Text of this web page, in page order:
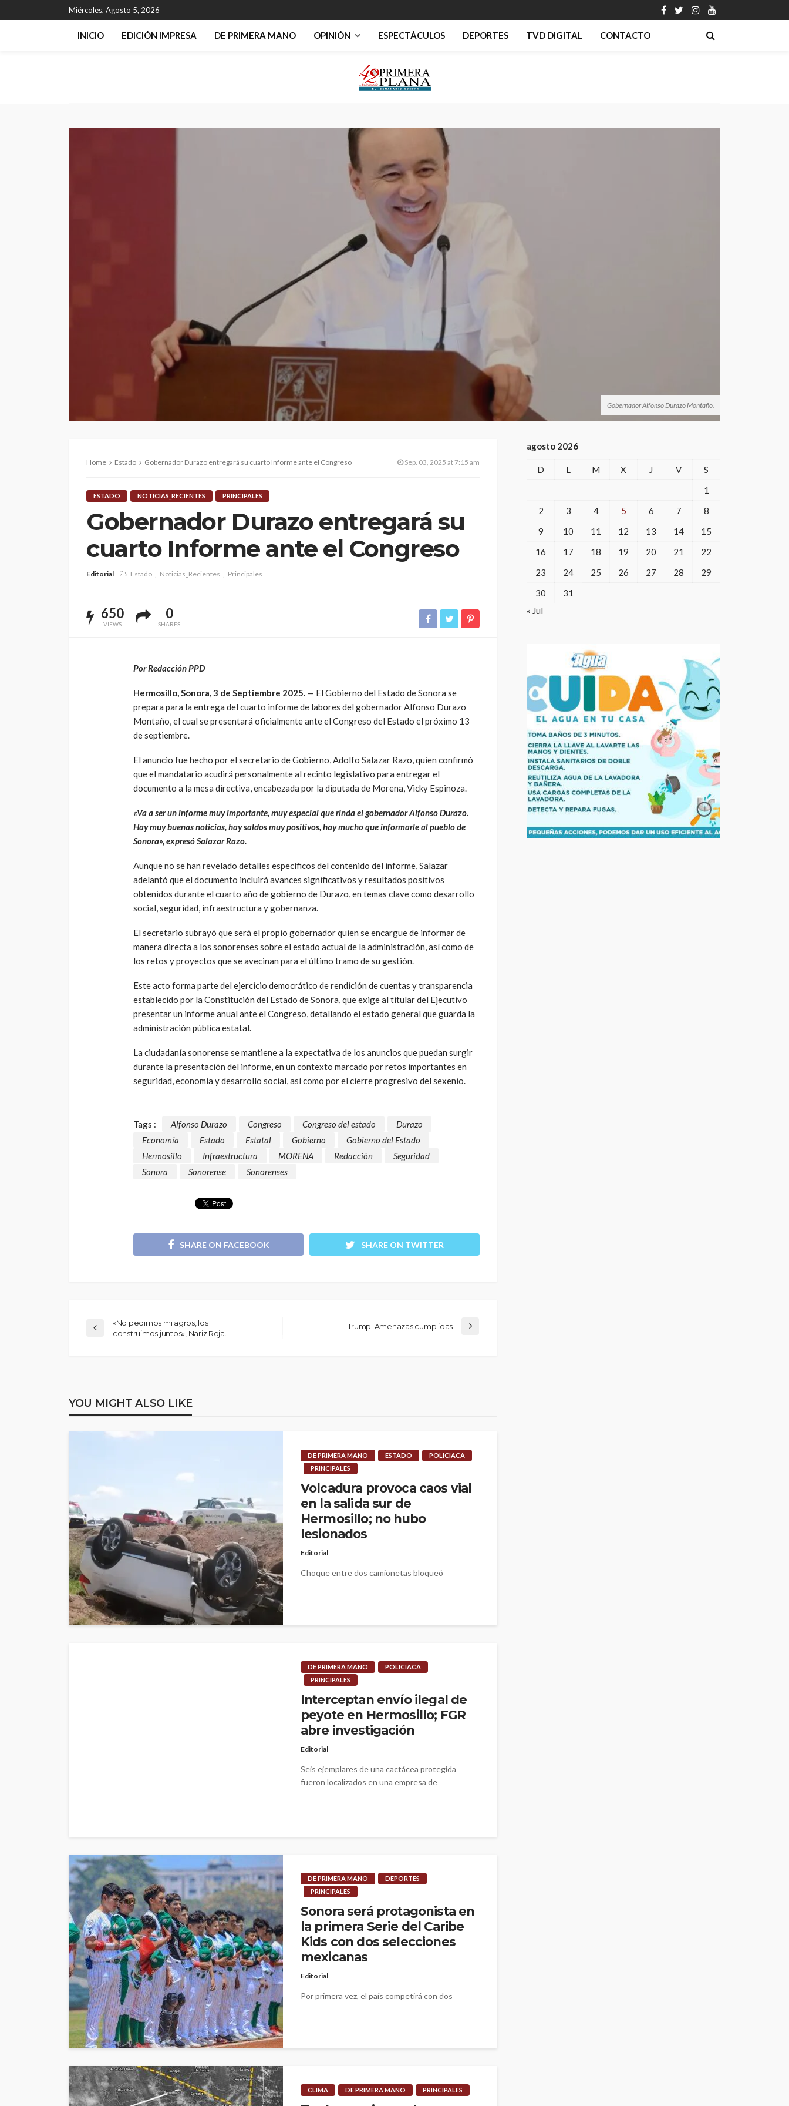
Miércoles, Agosto 5, 2026
INICIO EDICIÓN IMPRESA DE PRIMERA MANO OPINIÓN ESPECTÁCULOS DEPORTES TVD DIGITAL CONTACTO
Gobernador Alfonso Durazo Montaño.
Home Estado Gobernador Durazo entregará su cuarto Informe ante el Congreso Sep. 03, 2025 at 7:15 am
ESTADO NOTICIAS_RECIENTES PRINCIPALES
Gobernador Durazo entregará su
cuarto Informe ante el Congreso
Editorial Estado Noticias_Recientes Principales
650
VIEWS
0
SHARES
Por Redacción PPD
Hermosillo, Sonora, 3 de Septiembre 2025. — El Gobierno del Estado de Sonora se
prepara para la entrega del cuarto informe de labores del gobernador Alfonso Durazo
Montaño, el cual se presentará oficialmente ante el Congreso del Estado el próximo 13
de septiembre.
El anuncio fue hecho por el secretario de Gobierno, Adolfo Salazar Razo, quien confirmó
que el mandatario acudirá personalmente al recinto legislativo para entregar el
documento a la mesa directiva, encabezada por la diputada de Morena, Vicky Espinoza.
«Va a ser un informe muy importante, muy especial que rinda el gobernador Alfonso Durazo.
Hay muy buenas noticias, hay saldos muy positivos, hay mucho que informarle al pueblo de
Sonora», expresó Salazar Razo.
Aunque no se han revelado detalles específicos del contenido del informe, Salazar
adelantó que el documento incluirá avances significativos y resultados positivos
obtenidos durante el cuarto año de gobierno de Durazo, en temas clave como desarrollo
social, seguridad, infraestructura y gobernanza.
El secretario subrayó que será el propio gobernador quien se encargue de informar de
manera directa a los sonorenses sobre el estado actual de la administración, así como de
los retos y proyectos que se avecinan para el último tramo de su gestión.
Este acto forma parte del ejercicio democrático de rendición de cuentas y transparencia
establecido por la Constitución del Estado de Sonora, que exige al titular del Ejecutivo
presentar un informe anual ante el Congreso, detallando el estado general que guarda la
administración pública estatal.
La ciudadanía sonorense se mantiene a la expectativa de los anuncios que puedan surgir
durante la presentación del informe, en un contexto marcado por retos importantes en
seguridad, economía y desarrollo social, así como por el cierre progresivo del sexenio.
Tags : Alfonso Durazo Congreso Congreso del estado
Durazo
Economía
Estado Estatal Gobierno
Gobierno del Estado
Hermosillo
Infraestructura MORENA Redacción
Seguridad
Sonora
Sonorense Sonorenses
SHARE ON FACEBOOK SHARE ON TWITTER
«No pedimos milagros, los
construimos juntos», Nariz Roja.
Trump: Amenazas cumplidas
YOU MIGHT ALSO LIKE
DE PRIMERA MANO ESTADO
POLICIACA
PRINCIPALES
Volcadura provoca caos vial
en la salida sur de
Hermosillo; no hubo
lesionados
Editorial
Choque entre dos camionetas bloqueó
DE PRIMERA MANO
POLICIACA
PRINCIPALES
Interceptan envío ilegal de
peyote en Hermosillo; FGR
abre investigación
Editorial
Seis ejemplares de una cactácea protegida
fueron localizados en una empresa de
DE PRIMERA MANO
DEPORTES
PRINCIPALES
Sonora será protagonista en
la primera Serie del Caribe
Kids con dos selecciones
mexicanas
Editorial
Por primera vez, el país competirá con dos
CLIMA DE PRIMERA MANO PRINCIPALES
agosto 2026
D L M X J V
S
1
2
3 4 5 6 7
8
9
10 11 12 13 14
15
16
17 18 19 20 21
22
23
24 25 26 27 28
29
30
31
« Jul